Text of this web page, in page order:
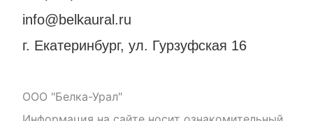
info@belkaural.ru
г. Екатеринбург, ул. Гурзуфская 16
ООО "Белка-Урал"